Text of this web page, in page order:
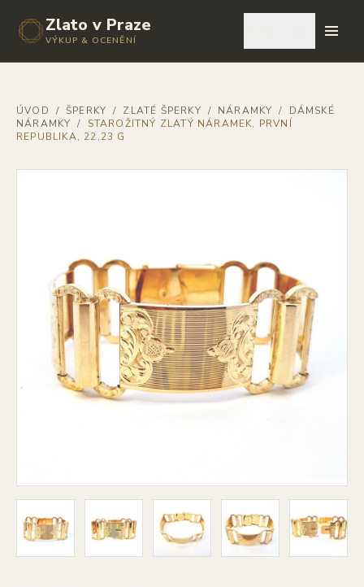
Zlato v Praze
VÝKUP & OCENĚNÍ
ÚVOD / ŠPERKY / ZLATÉ ŠPERKY / NÁRAMKY /
DÁMSKÉ
NÁRAMKY /
STAROŽITNÝ ZLATÝ NÁRAMEK, PRVNÍ
REPUBLIKA, 22,23 G